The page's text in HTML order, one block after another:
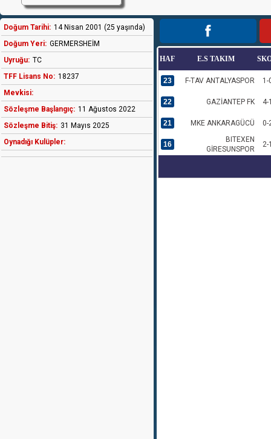
Doğum Tarihi: 14 Nisan 2001 (25 yaşında)
Doğum Yeri: GERMERSHEİM
Uyruğu: TC
TFF Lisans No: 18237
Mevkisi:
Sözleşme Başlangıç: 11 Ağustos 2022
Sözleşme Bitiş: 31 Mayıs 2025
Oynadığı Kulüpler:
HAF E.S TAKIM
23 F-TAV ANTALYASPOR 1-
22 GAZİANTEP FK 4-
21 MKE ANKARAGÜCÜ 0-
16
BITEXEN
GİRESUNSPOR
2-